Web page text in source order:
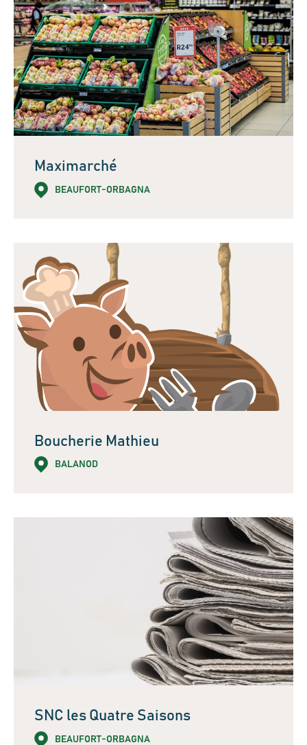
Maximarché
BEAUFORT-ORBAGNA
Boucherie Mathieu
BALANOD
SNC les Quatre Saisons
BEAUFORT-ORBAGNA